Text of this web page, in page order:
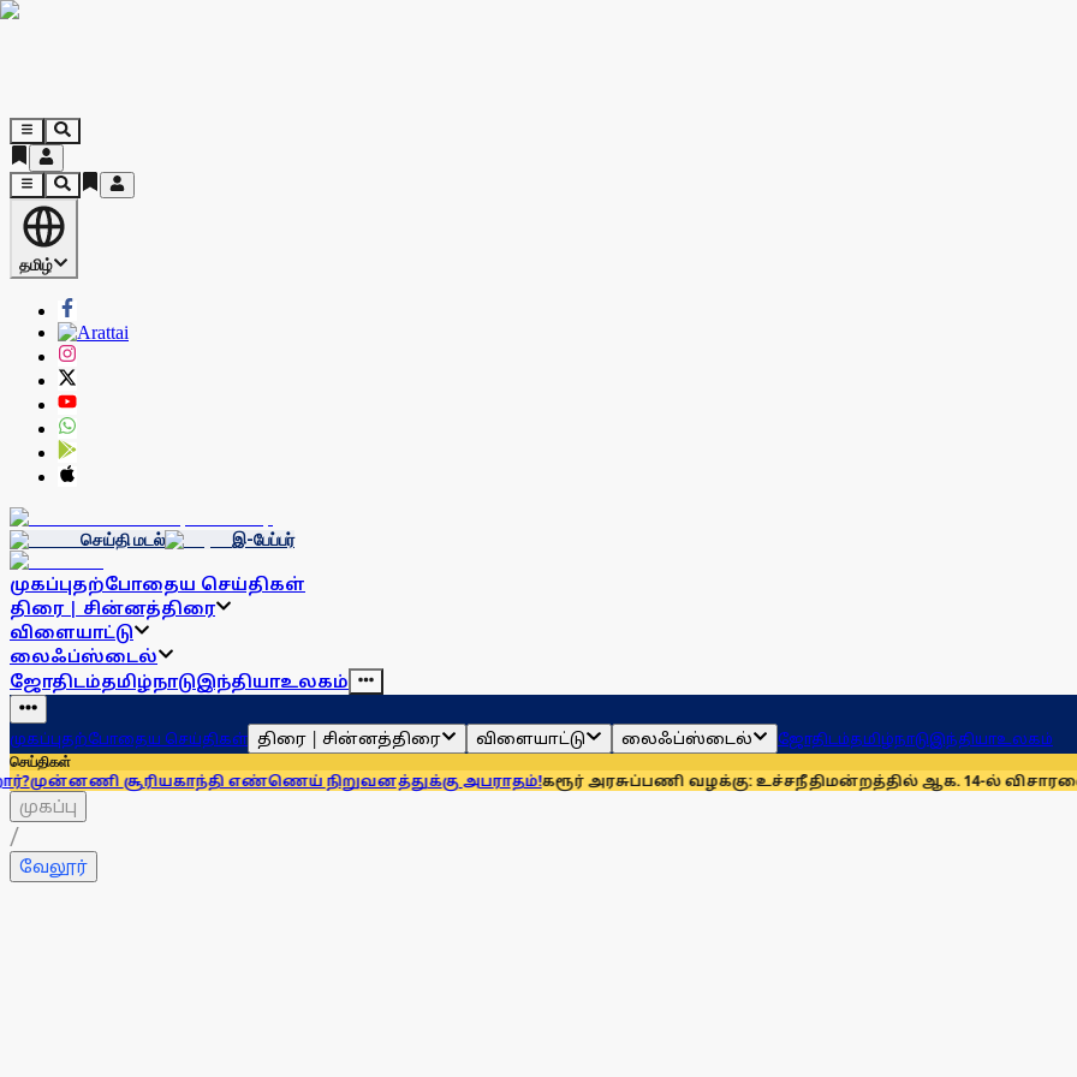
தமிழ்
செய்தி மடல் இ-பேப்பர்
முகப்புதற்போதைய செய்திகள்
திரை | சின்னத்திரை
விளையாட்டு
லைஃப்ஸ்டைல்
ஜோதிடம்தமிழ்நாடுஇந்தியாஉலகம்
முகப்புதற்போதைய செய்திகள் திரை | சின்னத்திரை விளையாட்டு லைஃப்ஸ்டைல் ஜோதிடம்தமிழ்நாடுஇந்தியாஉலகம்
செய்திகள்
சூரியகாந்தி எண்ணெய் நிறுவனத்துக்கு அபராதம்!கரூர் அரசுப்பணி வழக்கு: உச்சநீதிமன்றத்தில் ஆக. 14-ல் விசாரணை
முகப்பு
/
வேலூர்